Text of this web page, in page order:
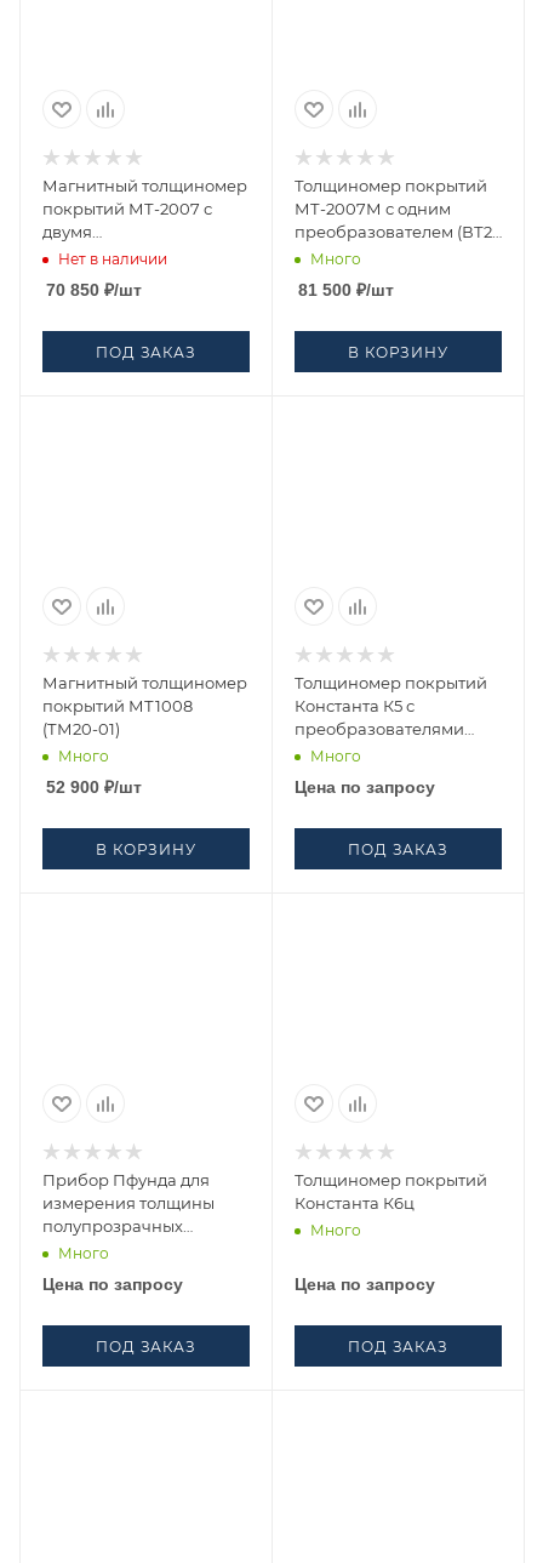
Магнитный толщиномер
покрытий МТ-2007 с
двумя
преобразователями
Нет в наличии
70 850 ₽/шт
ПОД ЗАКАЗ
Толщиномер покрытий
МТ-2007М с одним
преобразователем (ВТ2-
01)Много
81 500 ₽/шт
В КОРЗИНУ
Магнитный толщиномер
покрытий МТ1008
(ТМ20-01)
Много
52 900 ₽/шт
В КОРЗИНУ
Толщиномер покрытий
Константа К5 с
преобразователями
ИД2, ПД1
Много
Цена по запросу
ПОД ЗАКАЗ
Прибор Пфунда для
измерения толщины
полупрозрачных
покрытий Elcometer
Много
Цена по запросу
ПОД ЗАКАЗ
Толщиномер покрытий
Константа К6ц
Много
Цена по запросу
ПОД ЗАКАЗ